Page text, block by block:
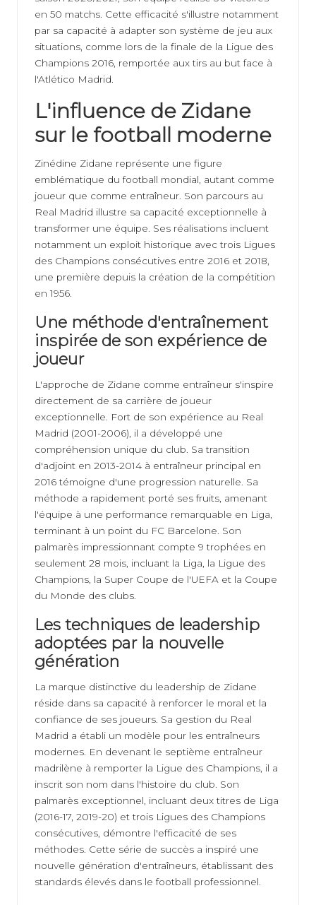
en 50 matchs. Cette efficacité s'illustre notamment
par sa capacité à adapter son système de jeu aux
situations, comme lors de la finale de la Ligue des
Champions 2016, remportée aux tirs au but face à
l'Atlético Madrid.
L'influence de Zidane
sur le football moderne
Zinédine Zidane représente une figure
emblématique du football mondial, autant comme
joueur que comme entraîneur. Son parcours au
Real Madrid illustre sa capacité exceptionnelle à
transformer une équipe. Ses réalisations incluent
notamment un exploit historique avec trois Ligues
des Champions consécutives entre 2016 et 2018,
une première depuis la création de la compétition
en 1956.
Une méthode d'entraînement
inspirée de son expérience de
joueur
L'approche de Zidane comme entraîneur s'inspire
directement de sa carrière de joueur
exceptionnelle. Fort de son expérience au Real
Madrid (2001-2006), il a développé une
compréhension unique du club. Sa transition
d'adjoint en 2013-2014 à entraîneur principal en
2016 témoigne d'une progression naturelle. Sa
méthode a rapidement porté ses fruits, amenant
l'équipe à une performance remarquable en Liga,
terminant à un point du FC Barcelone. Son
palmarès impressionnant compte 9 trophées en
seulement 28 mois, incluant la Liga, la Ligue des
Champions, la Super Coupe de l'UEFA et la Coupe
du Monde des clubs.
Les techniques de leadership
adoptées par la nouvelle
génération
La marque distinctive du leadership de Zidane
réside dans sa capacité à renforcer le moral et la
confiance de ses joueurs. Sa gestion du Real
Madrid a établi un modèle pour les entraîneurs
modernes. En devenant le septième entraîneur
madrilène à remporter la Ligue des Champions, il a
inscrit son nom dans l'histoire du club. Son
palmarès exceptionnel, incluant deux titres de Liga
(2016-17, 2019-20) et trois Ligues des Champions
consécutives, démontre l'efficacité de ses
méthodes. Cette série de succès a inspiré une
nouvelle génération d'entraîneurs, établissant des
standards élevés dans le football professionnel.